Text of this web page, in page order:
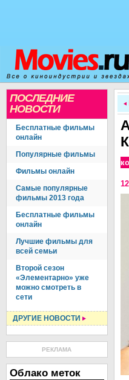
ПОСЛЕДНИЕ
НОВОСТИ
Бесплатные фильмы
онлайн
Популярные фильмы
Фильмы онлайн
Самые популярные
фильмы 2013 года
Бесплатные фильмы
онлайн
Лучшие фильмы для
всей семьи
Второй сезон
«Элементарно» уже
можно смотреть в
сети
ДРУГИЕ НОВОСТИ
РЕКЛАМА
Облако меток